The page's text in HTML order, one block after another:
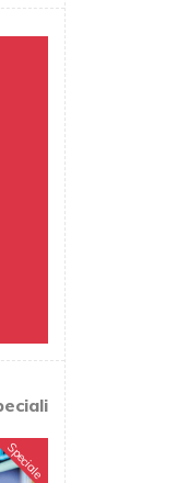
Speciale